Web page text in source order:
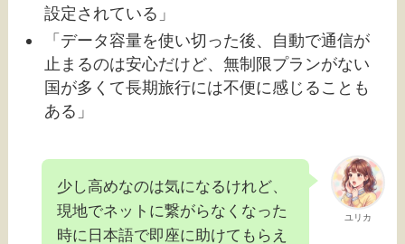
設定されている」
「データ容量を使い切った後、自動で通信が
止まるのは安心だけど、無制限プランがない
国が多くて長期旅行には不便に感じることも
ある」
ユリカ
少し高めなのは気になるけれど、
現地でネットに繋がらなくなった
時に日本語で即座に助けてもらえ